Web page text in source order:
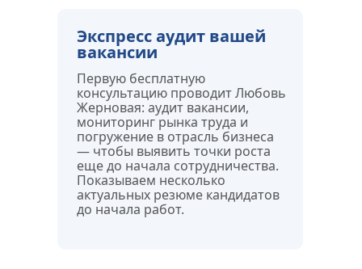
Экспресс аудит вашей
вакансии
Первую бесплатную
консультацию проводит Любовь
Жерновая: аудит вакансии,
мониторинг рынка труда и
погружение в отрасль бизнеса
— чтобы выявить точки роста
еще до начала сотрудничества.
Показываем несколько
актуальных резюме кандидатов
до начала работ.